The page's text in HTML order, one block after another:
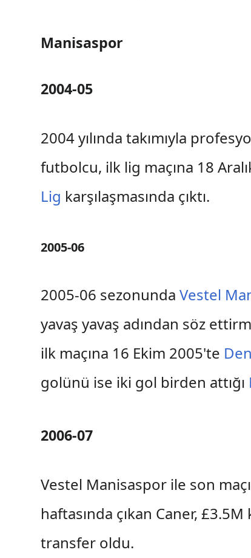
Manisaspor
2004-05
2004 yılında takımıyla
futbolcu, ilk lig maçına 18
Lig karşılaşmasında çıktı.
2005-06
2005-06 sezonundaVestel
yavaş yavaş adından söz
ilk maçına 16 Ekim 2005'te
golünü ise iki gol birden attığı
2006-07
Vestel Manisaspor ile son
haftasında çıkan Caner, £3.5M
transfer oldu.